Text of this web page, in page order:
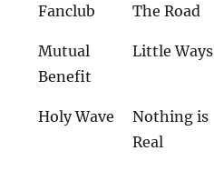
Fanclub
The Road
Mutual
Benefit
Little Ways
Holy Wave
Nothing is
Real